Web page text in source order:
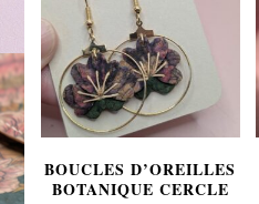
BOUCLES D’OREILLES
BOTANIQUE CERCLE